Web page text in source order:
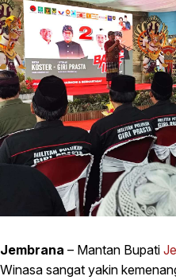
Jembrana – Mantan Bupati
Winasa sangat yakin